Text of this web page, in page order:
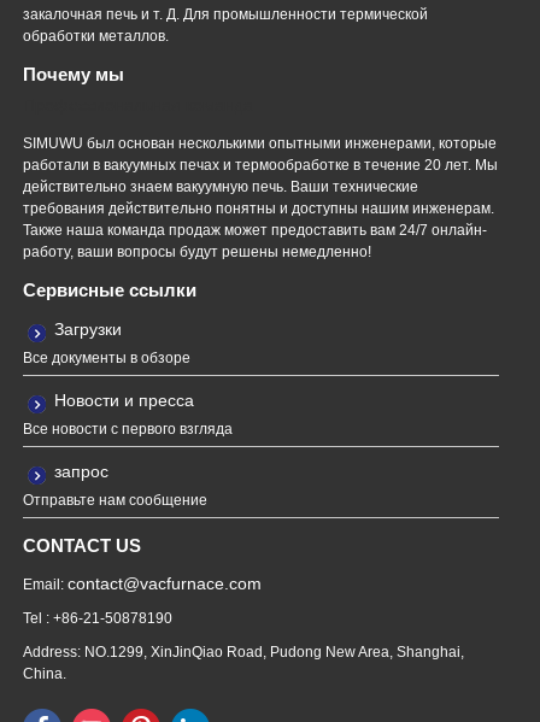
закалочная печь и т. Д. Для промышленности термической
обработки металлов.
Почему мы
SIMUWU был основан несколькими опытными инженерами, которые
работали в вакуумных печах и термообработке в течение 20 лет. Мы
действительно знаем вакуумную печь. Ваши технические
требования действительно понятны и доступны нашим инженерам.
Также наша команда продаж может предоставить вам 24/7 онлайн-
работу, ваши вопросы будут решены немедленно!
Сервисные ссылки
Загрузки
Все документы в обзоре
Новости и пресса
Все новости с первого взгляда
запрос
Отправьте нам сообщение
CONTACT US
Email:contact@vacfurnace.com
Tel : +86-21-50878190
Address: NO.1299, XinJinQiao Road, Pudong New Area, Shanghai,
China.